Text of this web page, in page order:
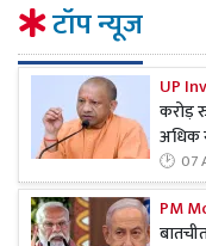
टॉप न्यूज
UP
करोड़
अधिक
07
PM